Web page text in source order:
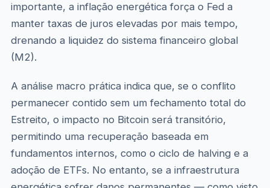
importante, a inflação energética força o Fed a
manter taxas de juros elevadas por mais tempo,
drenando a liquidez do sistema financeiro global
(M2).
A análise macro prática indica que, se o conflito
permanecer contido sem um fechamento total do
Estreito, o impacto no Bitcoin será transitório,
permitindo uma recuperação baseada em
fundamentos internos, como o ciclo de halving e a
adoção de ETFs. No entanto, se a infraestrutura